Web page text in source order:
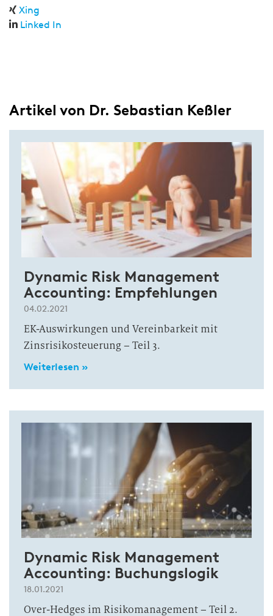
Xing
Linked In
Artikel von Dr. Sebastian Keßler
Dynamic Risk Management
Accounting: Empfehlungen
04.02.2021
EK-Auswirkungen und Vereinbarkeit mit
Zinsrisikosteuerung – Teil 3.
Weiterlesen »
Dynamic Risk Management
Accounting: Buchungslogik
18.01.2021
Over-Hedges im Risikomanagement – Teil 2.